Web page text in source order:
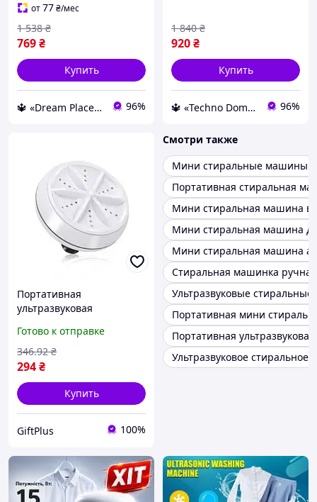
от77₴/мес
769₴
1 538 ₴
Купить
🔱 «Dream Place» Компетентность! Качество товара! Быстрая отправка! ✅ 96%
920₴
1 840 ₴
Купить
🔱 «Techno Dom» Компетентность! Качество товара! Быстрая отправка! ✅ 96%
Портативная
ультразвуковая
мини машинка для
стирки белья usb,
Малогабаритная машина
Готово к отправке
294₴
346.92 ₴
Купить
GiftPlus 100%
Смотри также
Мини стиральные машины
Портативная стиральная
Мини стиральная машина
Мини стиральная машина
Мини стиральная машина
Стиральная машинка ручная
Ультразвуковые
Портативная мини
Портативная
Ультразвуковое стиральное